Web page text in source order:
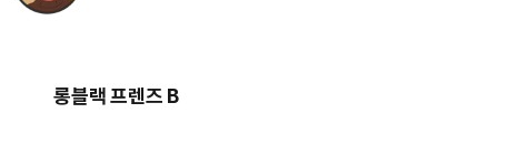
롱블랙 프렌즈 B